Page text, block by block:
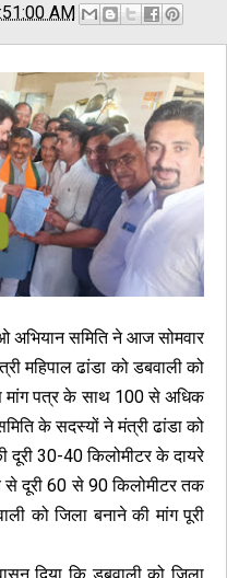
AM
अभियान समिति ने आज सोमवार
महिपाल ढांडा को डबवाली को
मांग पत्र के साथ 100 से अधिक
के सदस्यों ने मंत्री ढांडा को
दूरी 30-40 किलोमीटर के दायरे
से दूरी 60 से 90 किलोमीटर तक
को जिला बनाने की मांग पूरी
दिया कि डबवाली को जिला